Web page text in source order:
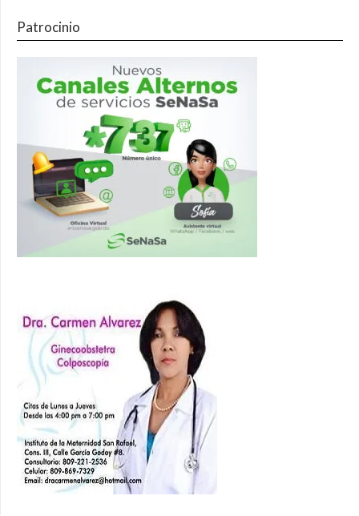
Patrocinio